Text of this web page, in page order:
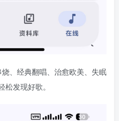
、经典翻唱、治愈欧美、失眠
发现好歌。